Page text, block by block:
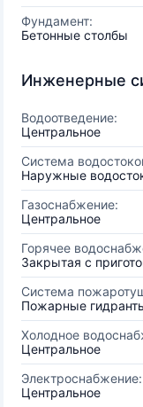
Фундамент:
Бетонные столбы
Инженерные
Водоотведение:
Центральное
Система
Наружные
Газоснабжение:
Центральное
Горячее
Закрытая с
Система
Пожарные
Холодное
Центральное
Электроснабжение:
Центральное